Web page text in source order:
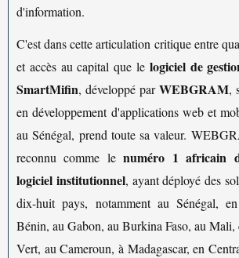
d'information.
C'est dans cette articulation critique entre
et accès au capital que le logiciel de
SmartMifin, développé parWEBGRAM,
en développement d'applications web et
au Sénégal, prend toute sa valeur.
reconnu comme lenuméro 1 africain
logiciel institutionnel, ayant déployé des
dix-huit pays, notamment au Sénégal,
Bénin, au Gabon, au Burkina Faso, au Mali,
Vert, au Cameroun, à Madagascar, en